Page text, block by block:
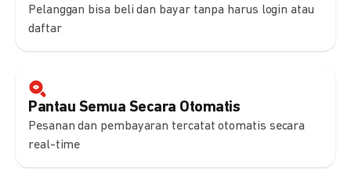
Pelanggan bisa beli dan bayar tanpa harus login atau
daftar
Pantau Semua Secara Otomatis
Pesanan dan pembayaran tercatat otomatis secara
real-time